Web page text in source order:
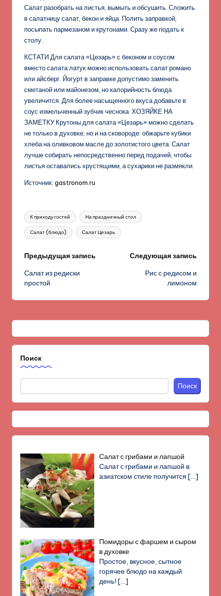
Салат разобрать на листья, вымыть и обсушить. Сложить
в салатницу салат, бекон и яйца. Полить заправкой,
посыпать пармезаном и крутонами. Сразу же подать к
столу.
КСТАТИ Для салата «Цезарь» с беконом и соусом
вместо салата латук можно использовать салат романо
или айсберг. Йогурт в заправке допустимо заменить
сметаной или майонезом, но калорийность блюда
увеличится. Для более насыщенного вкуса добавьте в
соус измельченный зубчик чеснока. ХОЗЯЙКЕ НА
ЗАМЕТКУ Крутоны для салата «Цезарь» можно сделать
не только в духовке, но и на сковороде: обжарьте кубики
хлеба на оливковом масле до золотистого цвета. Салат
лучше собирать непосредственно перед подачей, чтобы
листья оставались хрустящими, а сухарики не размякли.
Источник: gastronom.ru
Метки:
К приходу гостей На праздничный стол
Салат (блюдо) Салат Цезарь
Навигация
записи
Предыдущая запись
Салат из редиски
простой
Следующая запись
Рис с редисом и
лимоном
Поиск
Поиск
Салат с грибами и лапшой
Салат с грибами и лапшой в
азиатском стиле получится[…]
Помидоры с фаршем и сыром
в духовке
Простое, вкусное, сытное
горячее блюдо на каждый
день![…]